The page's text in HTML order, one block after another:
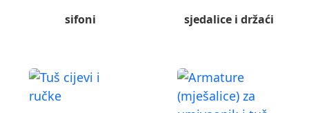
sifoni sjedalice i držaći